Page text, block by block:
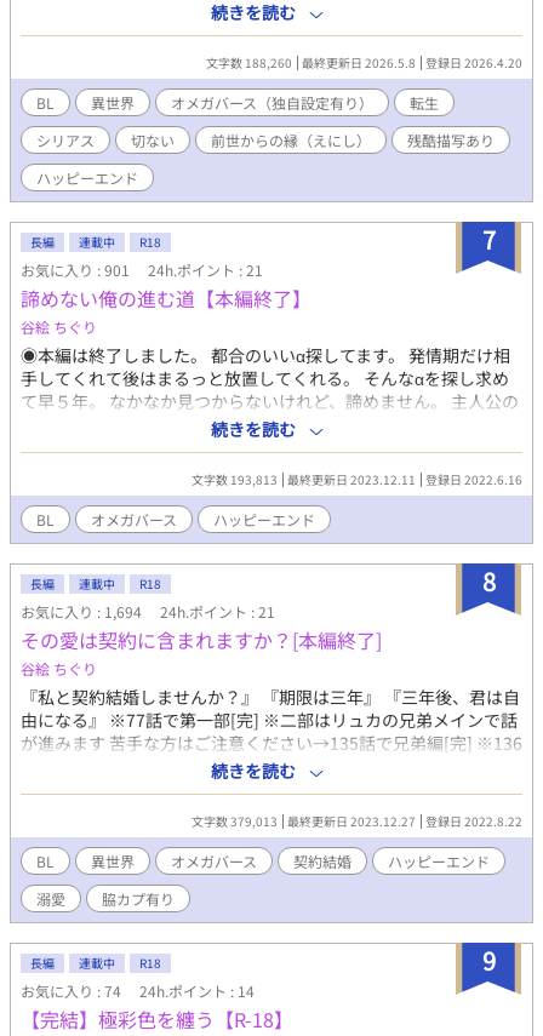
が、 僕と３人の誰か、もしくは複数と、そういう場面です。 タイ
トルと冒頭にも表記します。 辛さ無し、 総愛され、 悲壮感は男た
ちの過去に最小限。 3人の男たち以外と絡みは、あるとしたら本
編終了後、IFとして。
（他サイト版には無し、約5万字）があります。 前世は同性愛が
迫害され、オメガバースでもない世界だった。リヒャルトは最愛
のヨナタンとの秘めた恋を暴かれて左遷、ヨナタンは偏見から虐
げられ、貶められて死んだ。絶望したリヒャルトは、必ず来世で
もヨナタンを探し出すと誓ったのに、リチャードとして生まれ変
わっても、前世を思い出さなかった。 オメガバースの世界に転生
したのに前世の記憶が無いアルファとオメガ。出会っても互いを
前世の恋人だとは思い出さず、しかし残酷な運命が二人を引き合
わせ・・・。 前世の名前はドイツ語、今世の名前は英語で区別し
ースに独自解釈を配合しています。 代理母について・・・この小
説の中での代理母は、正しい意味ではありません。正しい意味
は、『夫婦の受精卵を第三者の子宮で育ててもらう』ですが、こ
の小説の代理母は、『アルファに身勝手に妊娠させられる、非合
法な子ども製造機として利用されるオメガ』です。 暴力描写や合
意無き性行為、死ネタ、男性の妊娠、出産にまつわる描写があり
ます。 三人称多視点の文章です。御留意ください。 感想、♥️、エ
ール、いただけましたらとても嬉しいです。どうぞよろしくお願
いいたします。 この作品の無断利用、無断転載、自作発言を禁じ
ます。 この物語はフィクションです。実在の人物、団体とはいっ
続きを読む
文字数 188,260 最終更新日 2026.5.8 登録日 2026.4.20
BL 異世界 オメガバース（独自設定有り）
転生
シリアス
切ない 前世からの縁（えにし）
残酷描写あり
ハッピーエンド
7
長編 連載中 R18
お気に入り : 901 24h.ポイント : 21
諦めない俺の進む道【本編終了】
谷絵 ちぐり
◉本編は終了しました。 都合のいいα探してます。 発情期だけ相
手してくれて後はまるっと放置してくれる。 そんなαを探し求め
て早５年。 なかなか見つからないけれど、諦めません。 主人公の
過去が重くてしんどいです。 嫌な女も出てきます。 苦手な方はご
注意ください。 ※『選ばれない僕の生きる道』と同じ世界線です
が、これだけでも問題ありません ※地名などは架空(と作者が思っ
てる)のものです ※設定は独自のものです ※加筆修正版をムーン
ライトノベルズに掲載しています。
続きを読む
文字数 193,813 最終更新日 2023.12.11 登録日 2022.6.16
BL オメガバース ハッピーエンド
8
長編 連載中 R18
お気に入り : 1,694 24h.ポイント : 21
その愛は契約に含まれますか？[本編終了]
谷絵 ちぐり
『私と契約結婚しませんか？』 『期限は三年』 『三年後、君は自
由になる』 ※77話で第一部[完] ※二部はリュカの兄弟メインで話
が進みます 苦手な方はご注意ください→135話で兄弟編[完] ※136
話から第三部温泉旅行珍道中編(ホラー風味ですので苦手な方はご
注意ください) ※153話から温泉旅行内運命の番編→165話タイト
ル回収しました→168話で温泉編[完] ※170話から脇カプ番編苦手
な方はご注意ください→187話で本編[完] ※n番煎じになるかわか
らない話です ※オメガバースです(世界観は割愛) ※ゆる設定です
ので苦手な方はご注意ください
続きを読む
文字数 379,013 最終更新日 2023.12.27 登録日 2022.8.22
BL 異世界 オメガバース 契約結婚
ハッピーエンド
溺愛
脇カプ有り
9
長編 連載中 R18
お気に入り : 74 24h.ポイント : 14
【完結】極彩色を纏う【R-18】